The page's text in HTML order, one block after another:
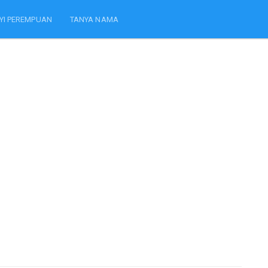
PEREMPUAN TANYA NAMA